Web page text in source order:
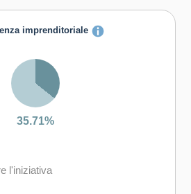
e provare empatia
imprenditoriale
35.71%
l'iniziativa